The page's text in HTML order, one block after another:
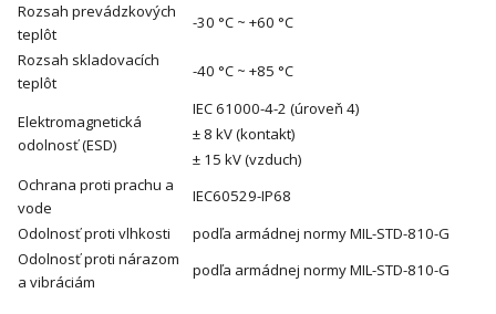
Rozsah prevádzkových
teplôt
-30 °C ~ +60 °C
Rozsah skladovacích
teplôt
-40 °C ~ +85 °C
Elektromagnetická
odolnosť (ESD)
IEC 61000-4-2 (úroveň 4)
± 8 kV (kontakt)
± 15 kV (vzduch)
Ochrana proti prachu a
vode
IEC60529-IP68
Odolnosť proti vlhkosti
podľa armádnej normy MIL-STD-810-G
Odolnosť proti nárazom
a vibráciám
podľa armádnej normy MIL-STD-810-G